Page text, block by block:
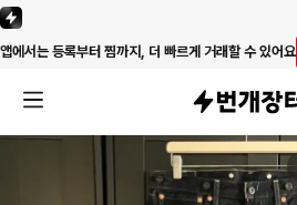
앱에서는 등록부터 찜까지, 더 빠르게 거래할 수 있어요